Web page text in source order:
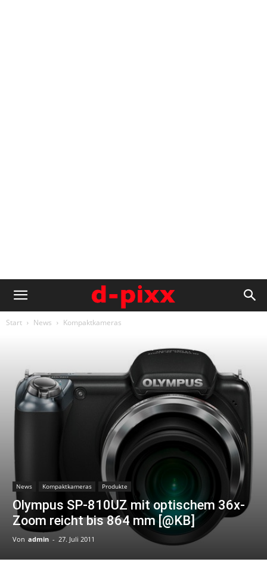
Start News Kompaktkameras
News Kompaktkameras Produkte
Olympus SP-810UZ mit optischem 36x-
Zoom reicht bis 864 mm [@KB]
Von admin - 27. Juli 2011